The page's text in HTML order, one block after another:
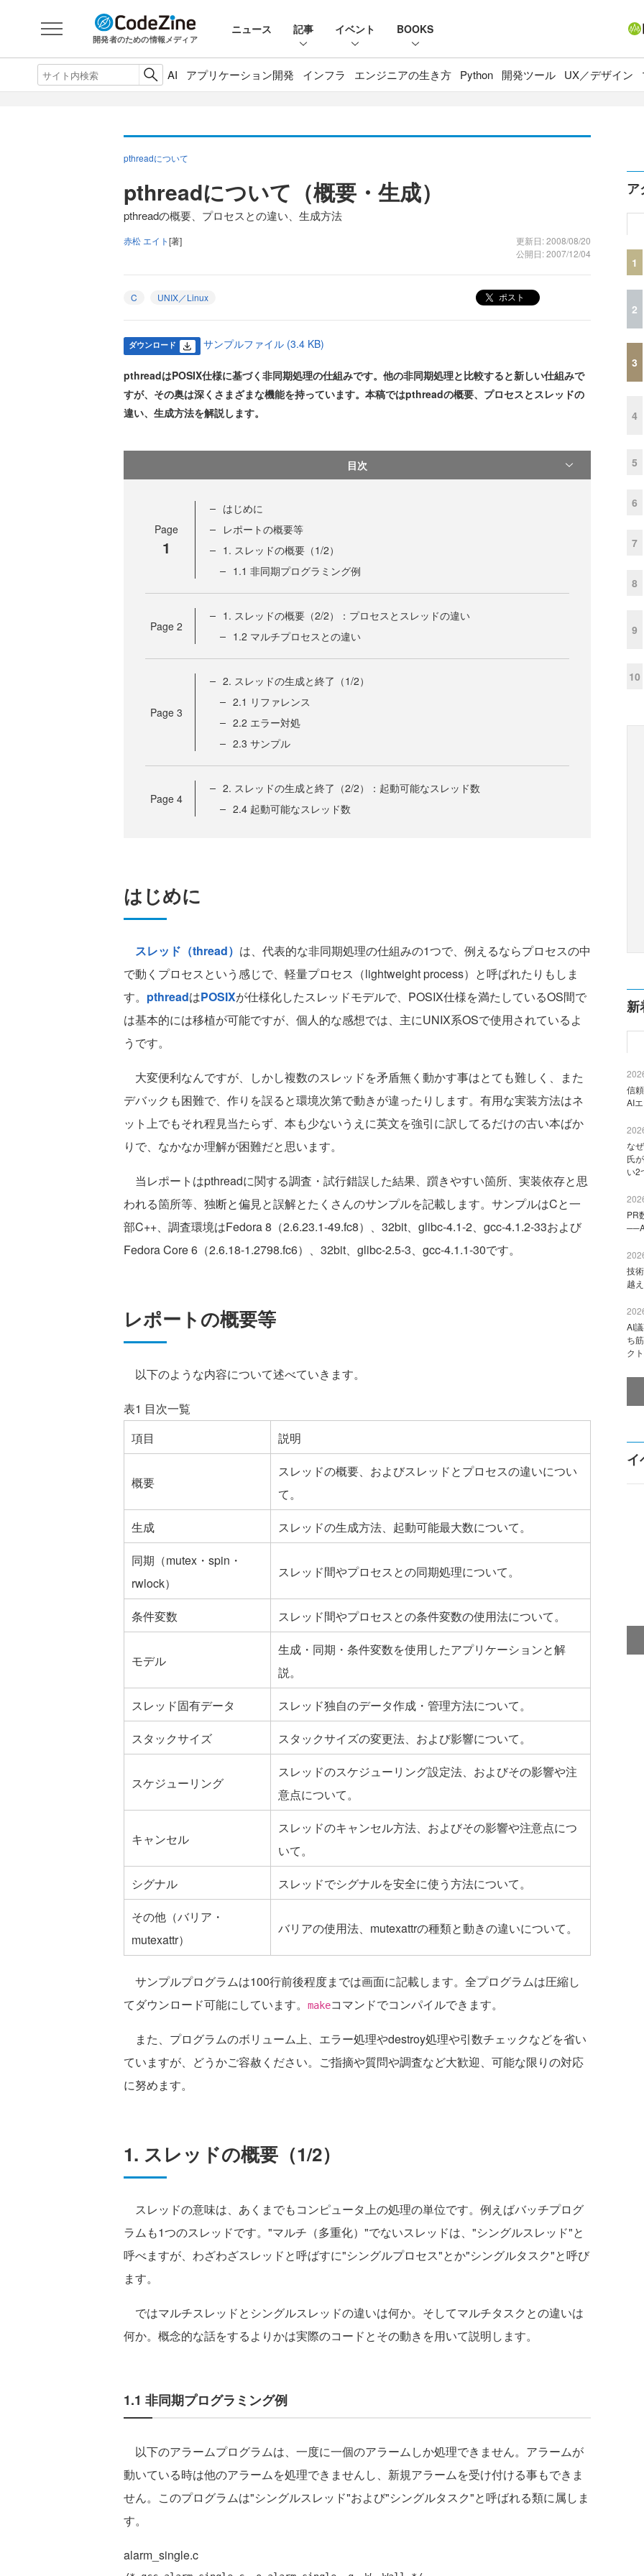
開発者のための情報メディア
ニュース 記事 イベント BOOKS
AI アプリケーション開発 インフラ エンジニアの生き方 Python 開発ツール UX／デザイン
pthreadについて
pthreadについて（概要・生成）
pthreadの概要、プロセスとの違い、生成方法
赤松 エイト[著]
更新日: 2008/08/20
公開日: 2007/12/04
C UNIX／Linux ポスト
ダウンロード サンプルファイル (3.4 KB)
pthreadはPOSIX仕様に基づく非同期処理の仕組みです。他の非同期処理と比較すると新しい仕組みで
すが、その奥は深くさまざまな機能を持っています。本稿ではpthreadの概要、プロセスとスレッドの
違い、生成方法を解説します。
目次
Page
1
はじめに
レポートの概要等
1. スレッドの概要（1/2）
1.1 非同期プログラミング例
Page 2
1. スレッドの概要（2/2）：プロセスとスレッドの違い
1.2 マルチプロセスとの違い
Page 3
2. スレッドの生成と終了（1/2）
2.1 リファレンス
2.2 エラー対処
2.3 サンプル
Page 4
2. スレッドの生成と終了（2/2）：起動可能なスレッド数
2.4 起動可能なスレッド数
はじめに
スレッド（thread） は、代表的な非同期処理の仕組みの1つで、例えるならプロセスの中
で動くプロセスという感じで、軽量プロセス（lightweight process）と呼ばれたりもしま
す。 pthreadはPOSIXが仕様化したスレッドモデルで、POSIX仕様を満たしているOS間で
は基本的には移植が可能ですが、個人的な感想では、主にUNIX系OSで使用されているよ
うです。
大変便利なんですが、しかし複数のスレッドを矛盾無く動かす事はとても難しく、また
デバックも困難で、作りを誤ると環境次第で動きが違ったりします。有用な実装方法はネ
ット上でもそれ程見当たらず、本も少ないうえに英文を強引に訳してるだけの古い本ばか
りで、なかなか理解が困難だと思います。
当レポートはpthreadに関する調査・試行錯誤した結果、躓きやすい箇所、実装依存と思
われる箇所等、独断と偏見と誤解とたくさんのサンプルを記載します。サンプルはCと一
部C++、調査環境はFedora 8（2.6.23.1-49.fc8）、32bit、glibc-4.1-2、gcc-4.1.2-33および
Fedora Core 6（2.6.18-1.2798.fc6）、32bit、glibc-2.5-3、gcc-4.1.1-30です。
レポートの概要等
以下のような内容について述べていきます。
表1 目次一覧
項目
説明
概要
スレッドの概要、およびスレッドとプロセスの違いについ
て。
生成
スレッドの生成方法、起動可能最大数について。
同期（mutex・spin・
rwlock）
スレッド間やプロセスとの同期処理について。
条件変数 スレッド間やプロセスとの条件変数の使用法について。
モデル
生成・同期・条件変数を使用したアプリケーションと解
説。
スレッド固有データ
スレッド独自のデータ作成・管理方法について。
スタックサイズ
スタックサイズの変更法、および影響について。
スケジューリング
スレッドのスケジューリング設定法、およびその影響や注
意点について。
キャンセル
スレッドのキャンセル方法、およびその影響や注意点につ
いて。
シグナル
スレッドでシグナルを安全に使う方法について。
その他（バリア・
mutexattr）
バリアの使用法、mutexattrの種類と動きの違いについて。
サンプルプログラムは100行前後程度までは画面に記載します。全プログラムは圧縮し
てダウンロード可能にしています。
makeコマンドでコンパイルできます。
また、プログラムのボリューム上、エラー処理やdestroy処理や引数チェックなどを省い
ていますが、どうかご容赦ください。ご指摘や質問や調査など大歓迎、可能な限りの対応
に努めます。
1. スレッドの概要（1/2）
スレッドの意味は、あくまでもコンピュータ上の処理の単位です。例えばバッチプログ
ラムも1つのスレッドです。"マルチ（多重化）"でないスレッドは、"シングルスレッド"と
呼べますが、わざわざスレッドと呼ばすに"シングルプロセス"とか"シングルタスク"と呼び
ます。
ではマルチスレッドとシングルスレッドの違いは何か。そしてマルチタスクとの違いは
何か。概念的な話をするよりかは実際のコードとその動きを用いて説明します。
1.1 非同期プログラミング例
以下のアラームプログラムは、一度に一個のアラームしか処理できません。アラームが
動いている時は他のアラームを処理できませんし、新規アラームを受け付ける事もできま
せん。このプログラムは"シングルスレッド"および"シングルタスク"と呼ばれる類に属しま
す。
alarm_single.c
ア
1
2
3
4
5
6
7
8
9
10
新
信
AI
な
氏
い2
PR
技
越
AI
ち
ク
イ